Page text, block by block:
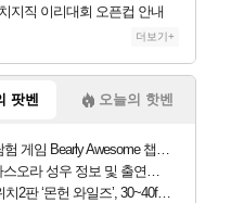
지직 이리대회 오픈컵 안내
더보기+
팟벤 오늘의 핫벤
게임 Bearly Awesome 챕터 1 트레일러
오라 성우 정보 및 출연작 모음
2판 ‘몬헌 와일즈’, 30~40fps 목표 추정